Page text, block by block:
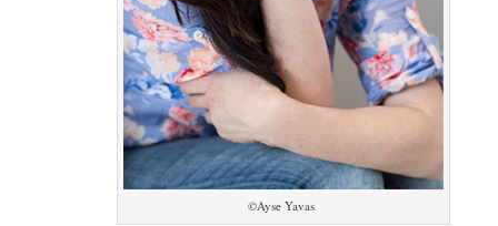
©Ayse Yavas